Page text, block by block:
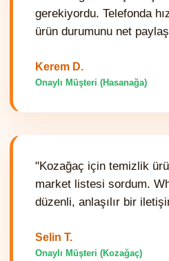
gerekiyordu. Telefonda
ürün durumunu net
Kerem D.
Onaylı Müşteri (Hasanağa)
"Kozağaç için temizlik
market listesi sordum.
düzenli, anlaşılır bir
Selin T.
Onaylı Müşteri (Kozağaç)